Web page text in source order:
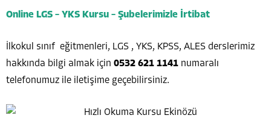
Online LGS – YKS Kursu – Şubelerimizle İrtibat
İlkokul sınıf eğitmenleri, LGS , YKS, KPSS, ALES derslerimiz
hakkında bilgi almak için 0532 621 1141 numaralı
telefonumuz ile iletişime geçebilirsiniz.